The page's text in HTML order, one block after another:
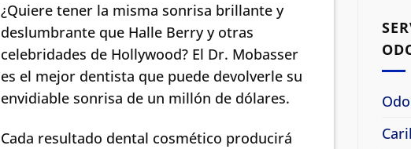
¿Quiere tener la misma sonrisa brillante y
deslumbrante que Halle Berry y otras
celebridades de Hollywood? El Dr. Mobasser
es el mejor dentista que puede devolverle su
envidiable sonrisa de un millón de dólares.
Cada resultado dental cosmético producirá